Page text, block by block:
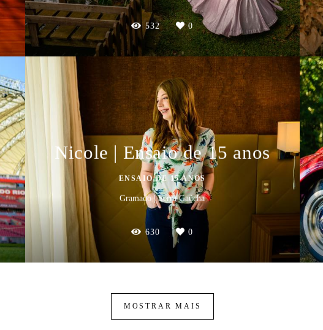
532 0
Nicole | Ensaio de 15 anos
ENSAIO DE 15 ANOS
Gramado | Serra Gaúcha
630 0
MOSTRAR MAIS